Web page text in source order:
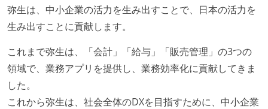
弥生は、中小企業の活力を生み出すことで、日本の活力を
生み出すことに貢献します。
これまで弥生は、「会計」「給与」「販売管理」の3つの
領域で、業務アプリを提供し、業務効率化に貢献してきま
した。
これから弥生は、社会全体のDXを目指すために、中小企業